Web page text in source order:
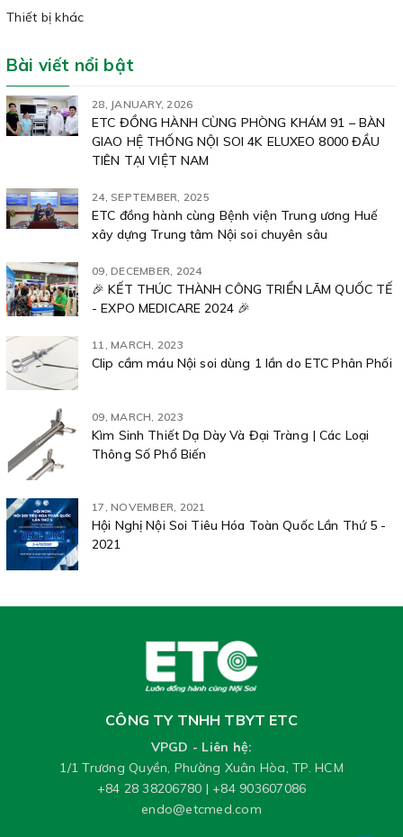
Thiết bị khác
Bài viết nổi bật
28, JANUARY, 2026
ETC ĐỒNG HÀNH CÙNG PHÒNG KHÁM 91 – BÀN
GIAO HỆ THỐNG NỘI SOI 4K ELUXEO 8000 ĐẦU
TIÊN TẠI VIỆT NAM
24, SEPTEMBER, 2025
ETC đồng hành cùng Bệnh viện Trung ương Huế
xây dựng Trung tâm Nội soi chuyên sâu
09, DECEMBER, 2024
🎉 KẾT THÚC THÀNH CÔNG TRIỂN LÃM QUỐC TẾ
- EXPO MEDICARE 2024 🎉
11, MARCH, 2023
Clip cầm máu Nội soi dùng 1 lần do ETC Phân Phối
09, MARCH, 2023
Kìm Sinh Thiết Dạ Dày Và Đại Tràng | Các Loại
Thông Số Phổ Biến
17, NOVEMBER, 2021
Hội Nghị Nội Soi Tiêu Hóa Toàn Quốc Lần Thứ 5 -
2021
CÔNG TY TNHH TBYT ETC
VPGD - Liên hệ:
1/1 Trương Quyền, Phường Xuân Hòa, TP. HCM
+84 28 38206780 |+84 903607086
endo@etcmed.com